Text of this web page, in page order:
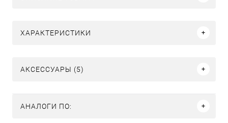
ХАРАКТЕРИСТИКИ
АКСЕССУАРЫ (5)
АНАЛОГИ ПО: